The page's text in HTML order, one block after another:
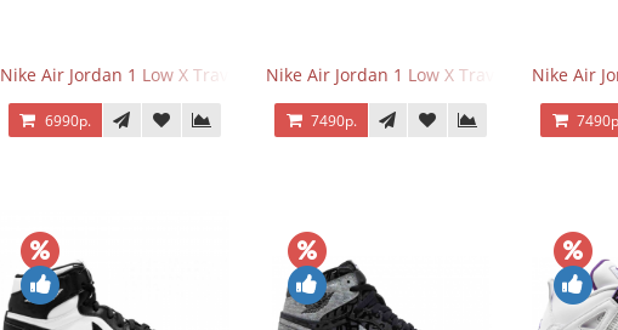
Nike Air Jordan 1 Low X Travis Scott Black Phantom
6990р.
Nike Air Jordan 1 Low X Travis Scott Olive
7490р.
Nike Air